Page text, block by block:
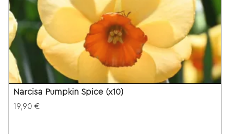
Narcisa Pumpkin Spice (x10)
19,90 €